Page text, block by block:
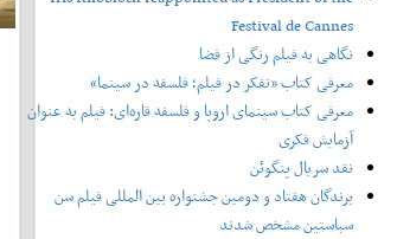
Festival de Cannes
نگاهی به فیلم رنگی از فضا
معرفی کتاب «تفکر در فیلم؛ فلسفه در سینما»
معرفی کتاب سینمای اروپا و فلسفه قاره‌ای: فیلم به عنوان
آزمایش فکری
نقد سریال پنگوئن
برندگان هفتاد و دومین جشنواره بین المللی فیلم سن
سباستین مشخص شدند